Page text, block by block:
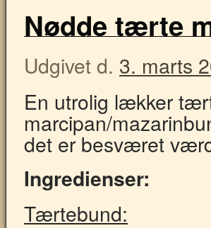
Nødde tærte
Udgivet d. 3. marts
En utrolig lækker
marcipan/
det er besværet
Ingredienser:
Tærtebund: